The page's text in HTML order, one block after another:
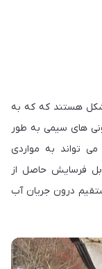
شکل هستند که که به
های سیمی به طور
تواند به مواردی
فرسایش حاصل از
درون جریان آب